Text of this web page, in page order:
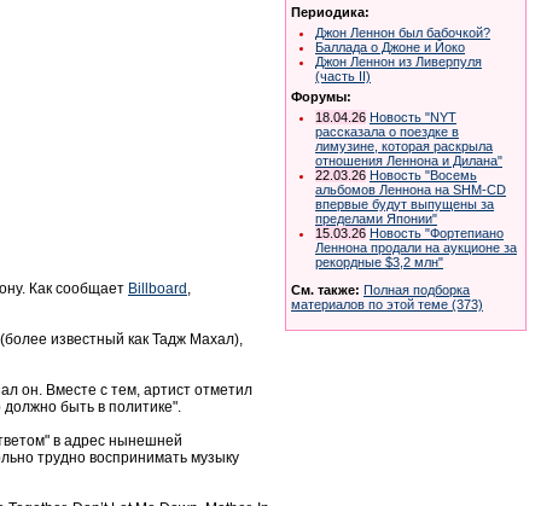
Как сообщает Billboard
известный как Тадж Махал),
он. Вместе с тем, артист отметил
быть в политике".
в адрес нынешней
трудно воспринимать музыку
Периодика:
Джон Леннон был бабочкой?
Баллада о Джоне и Йоко
Джон Леннон из Ливерпуля
(часть II)
Форумы:
18.04.26 Новость "NYT
рассказала о поездке в
лимузине, которая раскрыла
отношения Леннона и Дилана"
22.03.26 Новость "Восемь
альбомов Леннона на SHM-CD
впервые будут выпущены за
пределами Японии"
15.03.26 Новость "Фортепиано
Леннона продали на аукционе за
рекордные $3,2 млн"
См. также: Полная подборка
материалов по этой теме (373)